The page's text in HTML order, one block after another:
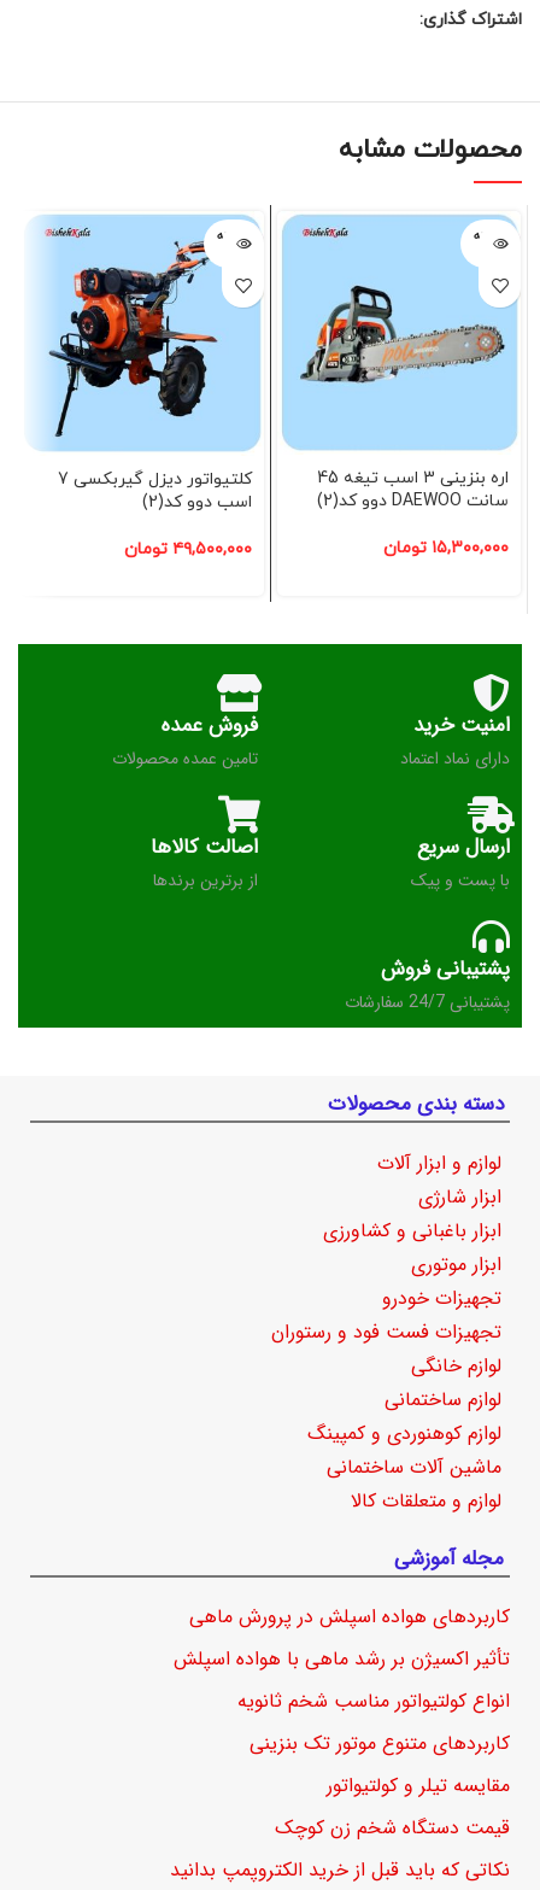
اشتراک گذاری:
محصولات مشابه
فروخته
شده
اره بنزینی 3 اسب تیغه 45
سانت DAEWOO دوو کد(2)
۱۵,۳۰۰,۰۰۰ تومان
فروخته
شده
کلتیواتور دیزل گیربکسی 7
اسب دوو کد(2)
۴۹,۵۰۰,۰۰۰ تومان
امنیت خرید
دارای نماد اعتماد
فروش عمده
تامین عمده محصولات
ارسال سریع
با پست و پیک
اصالت کالاها
از برترین برندها
پشتیبانی فروش
پشتیبانی 24/7 سفارشات
دسته بندی محصولات
لوازم و ابزار آلات
ابزار شارژی
ابزار باغبانی و کشاورزی
ابزار موتوری
تجهیزات خودرو
تجهیزات فست فود و رستوران
لوازم خانگی
لوازم ساختمانی
لوازم کوهنوردی و کمپینگ
ماشین آلات ساختمانی
لوازم و متعلقات کالا
مجله آموزشی
کاربردهای هواده اسپلش در پرورش ماهی
تأثیر اکسیژن بر رشد ماهی با هواده اسپلش
انواع کولتیواتور مناسب شخم ثانویه
کاربردهای متنوع موتور تک بنزینی
مقایسه تیلر و کولتیواتور
قیمت دستگاه شخم زن کوچک
نکاتی که باید قبل از خرید الکتروپمپ بدانید